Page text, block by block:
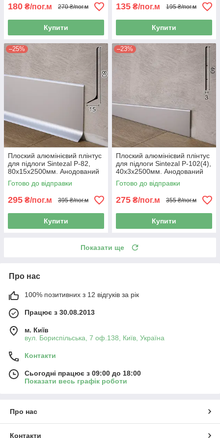
180 ₴/пог.м 270 ₴/пог.м
Купити
135 ₴/пог.м 195 ₴/пог.м
Купити
–25%
Плоский алюмінієвий плінтус
для підлоги Sintezal P-82,
80х15х2500мм. Анодований
Готово до відправки
295 ₴/пог.м 395 ₴/пог.м
Купити
–23%
Плоский алюмінієвий плінтус
для підлоги Sintezal P-102(4),
40х3х2500мм. Анодований
Готово до відправки
275 ₴/пог.м 355 ₴/пог.м
Купити
Показати ще
Про нас
100% позитивних з 12 відгуків за рік
Працює з 30.08.2013
м. Київ
вул. Бориспільська, 7 оф.138, Київ, Україна
Контакти
Сьогодні працює з 09:00 до 18:00
Показати весь графік роботи
Про нас
Контакти